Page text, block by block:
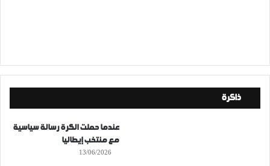
ذاكرة
عندما حملت الكرة رسالة سياسية
مع منتخب إيطاليا
13/06/2026